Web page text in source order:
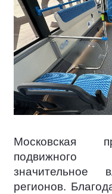
Московская
подвижного
значительное
регионов.